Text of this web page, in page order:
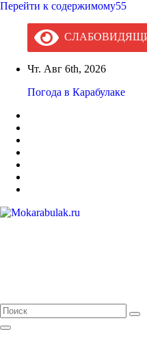
Перейти к содержимому55
Чт. Авг 6th, 2026
Погода в Карабулаке